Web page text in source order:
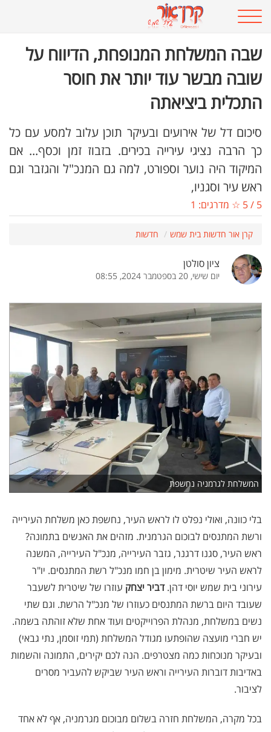
שבה המשלחת המנופחת, הדיווח על
שובה מבשר עוד יותר את חוסר
התכלית ביציאתה
סיכום דל של אירועים ובעיקר תוכן עלוב למסע עם כל
כך הרבה נציגי עירייה בכירים. בזבוז זמן וכסף... אם
המיקוד היה נוער וספורט, למה גם המנכ"ל והגזבר וגם
ראש עיר וסגניו,
5
/
5 ☆ מדרגים: 1
קרן אור חדשות בית שמש חדשות
ציון סולטן
יום שישי, 20 בספטמבר 2024, 08:55
המשלחת לגרמניה נחשפת
בלי כוונה, ואולי נפלט לו לראש העיר, נחשפת כאן משלחת העירייה
ורשת המתנסים לבוכום הגרמנית. מזהים את האנשים בתמונה?
ראש העיר, סגנו דרגנר, גזבר העירייה, מנכ"ל העירייה, המשנה
לראש העיר שיטרית. מימון בן חמו מנכ"ל רשת המתנסים. יו"ר
עירוני בית שמש יוסי דהן.דביר יצחק עוזרו של שיטרית לשעבר
שעובד היום ברשת המתנסים כעוזרו של מנכ"ל הרשת. וגם שתי
נשים במשלחת, מנהלת הפרוייקטים ועוד אחת שלא זוהתה בשמה.
יש חברי מועצה שהופתעו מגודל המשלחת (תמי זוסמן, נתי גבאי)
ובעיקר מנוכחות כמה מצטרפים. הנה לכם יקירים, התמונה והשמות
באדיבות דוברות העירייה וראש העיר שביקש להעביר מסרים
לציבור.
בכל מקרה, המשלחת חזרה בשלום מבוכום מגרמניה, אף לא אחד